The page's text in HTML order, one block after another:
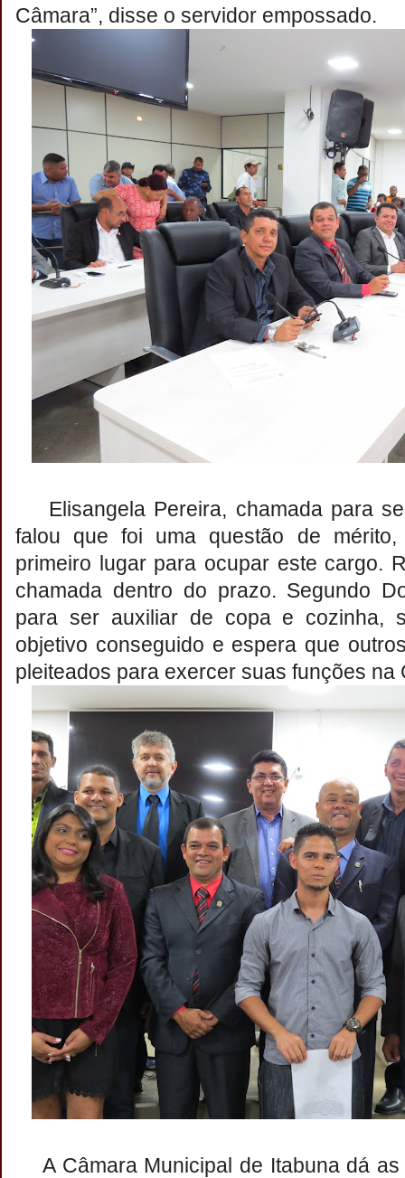
Câmara”, disse o servidor empossado.
Elisangela Pereira, chamada para
falou que foi uma questão de
primeiro lugar para ocupar este cargo.
chamada dentro do prazo. Segundo
para ser auxiliar de copa e cozinha,
objetivo conseguido e espera que
pleiteados para exercer suas funções na
A Câmara Municipal de Itabuna dá